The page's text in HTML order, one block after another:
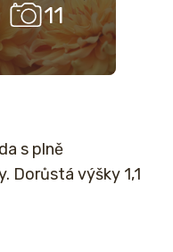
11
s plně
Dorůstá výšky 1,1